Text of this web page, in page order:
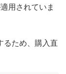
用されていま
るため、購入直